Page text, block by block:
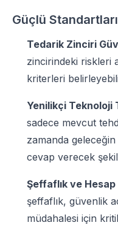
Güçlü
Tedarik Zinciri
zincirindeki riskleri
kriterleri
Yenilikçi Teknoloji
sadece mevcut
zamanda
cevap verecek
Şeffaflık ve
şeffaflık, güvenlik
müdahalesi için